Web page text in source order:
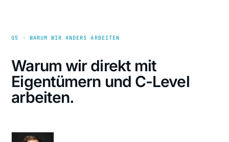
05 · WARUM WIR ANDERS ARBEITEN
Warum wir direkt mit
Eigentümern und C-Level
arbeiten.